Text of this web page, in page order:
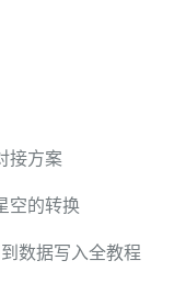
接方案
空的转换
数据写入全教程